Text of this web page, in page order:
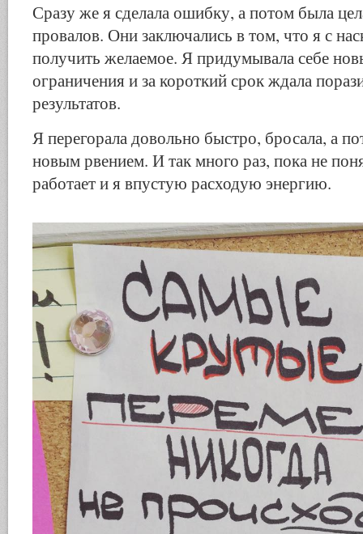
Сразу же я сделала ошибку, а потом была
провалов. Они заключались в том, что я с
получить желаемое. Я придумывала себе
ограничения и за короткий срок ждала
результатов.
Я перегорала довольно быстро, бросала, а
новым рвением. И так много раз, пока не
работает и я впустую расходую энергию.